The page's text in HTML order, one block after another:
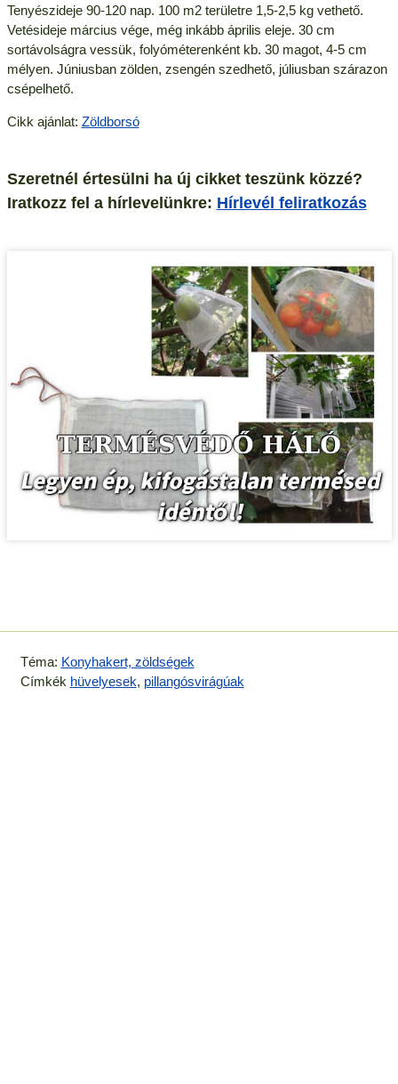
Tenyészideje 90-120 nap. 100 m2 területre 1,5-2,5 kg vethető.
Vetésideje március vége, még inkább április eleje. 30 cm
sortávolságra vessük, folyóméterenként kb. 30 magot, 4-5 cm
mélyen. Júniusban zölden, zsengén szedhető, júliusban szárazon
csépelhető.
Cikk ajánlat: Zöldborsó
Szeretnél értesülni ha új cikket teszünk közzé?
Iratkozz fel a hírlevelünkre: Hírlevél feliratkozás
Téma: Konyhakert, zöldségek
Címkék hüvelyesek, pillangósvirágúak